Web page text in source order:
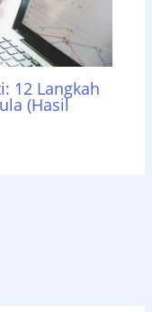
12 Langkah
(Hasil